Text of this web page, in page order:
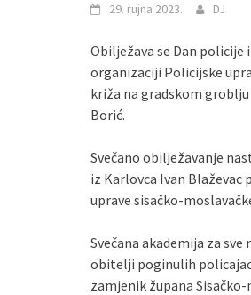
29. rujna 2023. DJ
Obilježava se Dan policije
organizaciji Policijske
križa na gradskom
Borić.
Svečano obilježavanje
iz Karlovca Ivan Blaževac
uprave sisačko-
Svečana akademija za
obitelji poginulih
zamjenik župana